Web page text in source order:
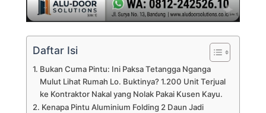
Daftar Isi
Bukan Cuma Pintu: Ini Paksa Tetangga Nganga
Mulut Lihat Rumah Lo. Buktinya? 1.200 Unit Terjual
ke Kontraktor Nakal yang Nolak Pakai Kusen Kayu.
Kenapa Pintu Aluminium Folding 2 Daun Jadi